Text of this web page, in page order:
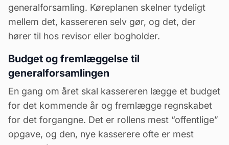
generalforsamling. Køreplanen skelner tydeligt
mellem det, kassereren selv gør, og det, der
hører til hos revisor eller bogholder.
Budget og fremlæggelse til
generalforsamlingen
En gang om året skal kassereren lægge et budget
for det kommende år og fremlægge regnskabet
for det forgangne. Det er rollens mest “offentlige”
opgave, og den, nye kasserere ofte er mest